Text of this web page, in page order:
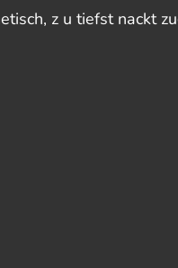
z u tiefst nackt